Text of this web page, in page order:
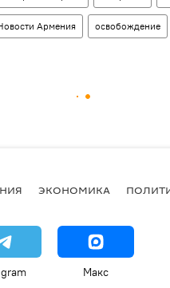
Армения освобождение
ЭКОНОМИКА
Макс